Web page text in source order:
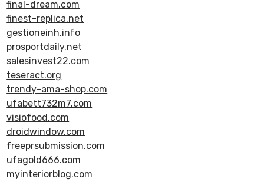
final-dream.com
finest-replica.net
gestioneinh.info
prosportdaily.net
salesinvest22.com
teseract.org
trendy-ama-shop.com
ufabett732m7.com
visiofood.com
droidwindow.com
freeprsubmission.com
ufagold666.com
myinteriorblog.com